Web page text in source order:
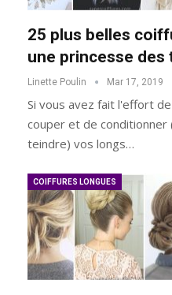
25 plus belles
une princesse
Linette Poulin Mar 17, 2019
Si vous avez fait l'effort
couper et de
teindre) vos longs…
COIFFURES LONGUES